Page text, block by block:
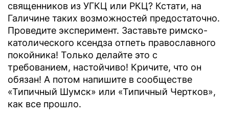
священников из УГКЦ или РКЦ? Кстати, на
Галичине таких возможностей предостаточно.
Проведите эксперимент. Заставьте римско-
католического ксендза отпеть православного
покойника! Только делайте это с
требованием, настойчиво! Кричите, что он
обязан! А потом напишите в сообществе
«Типичный Шумск» или «Типичный Чертков»,
как все прошло.